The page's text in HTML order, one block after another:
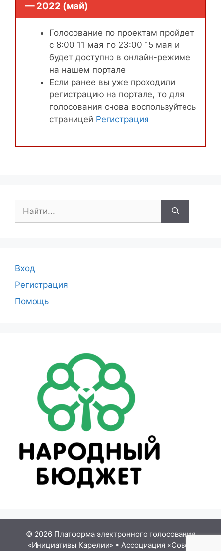
— 2022 (май)
Голосование по проектам пройдет
с 8:00 11 мая по 23:00 15 мая и
будет доступно в онлайн-режиме
на нашем портале
Если ранее вы уже проходили
регистрацию на портале, то для
голосования снова воспользуйтесь
страницей Регистрация
Вход
Регистрация
Помощь
© 2026 Платформа электронного голосования
«Инициативы Карелии» • Ассоциация «Совет